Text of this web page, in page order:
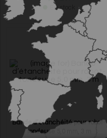
En stock
Bande d’étanchéité pour robot-
tondeuse 5,0 mm, 3 m